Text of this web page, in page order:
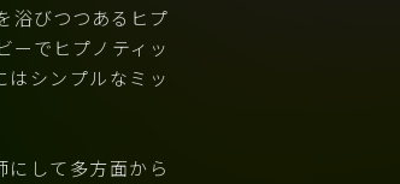
浴びつつあるヒプ
ーでヒプノティッ
シンプルなミッ
にして多方面から